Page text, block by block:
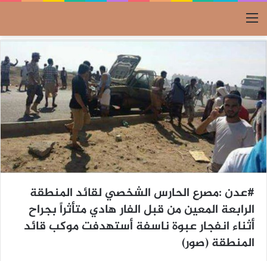
القائمة
#عدن :مصرع الحارس الشخصي لقائد المنطقة
الرابعة المعين من قبل الفار هادي متأثراً بجراح
أثناء انفجار عبوة ناسفة أستهدفت موكب قائد
المنطقة (صور)